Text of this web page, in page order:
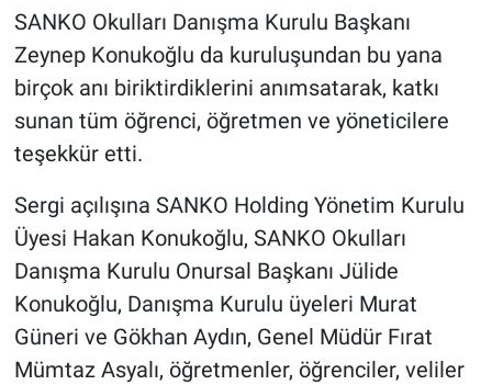
SANKO Okulları Danışma Kurulu Başkanı
Zeynep Konukoğlu da kuruluşundan bu yana
birçok anı biriktirdiklerini anımsatarak, katkı
sunan tüm öğrenci, öğretmen ve yöneticilere
teşekkür etti.
Sergi açılışına SANKO Holding Yönetim Kurulu
Üyesi Hakan Konukoğlu, SANKO Okulları
Danışma Kurulu Onursal Başkanı Jülide
Konukoğlu, Danışma Kurulu üyeleri Murat
Güneri ve Gökhan Aydın, Genel Müdür Fırat
Mümtaz Asyalı, öğretmenler, öğrenciler, veliler